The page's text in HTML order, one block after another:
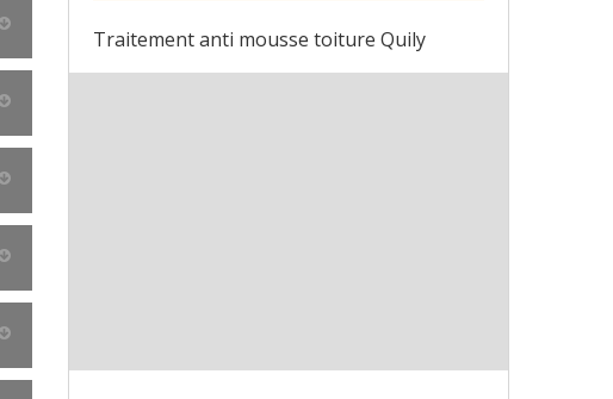
Traitement anti mousse toiture Quily